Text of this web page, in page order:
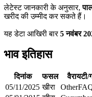
लेटेस्ट जानकारी के अनुसार,
खरीद की उम्मीद कर सकते हैं।
यह डेटा आखिरी बार5 नवंबर
भाव इतिहास
दिनांक फसल वैरायटी/
05/11/2025 खीरा Other